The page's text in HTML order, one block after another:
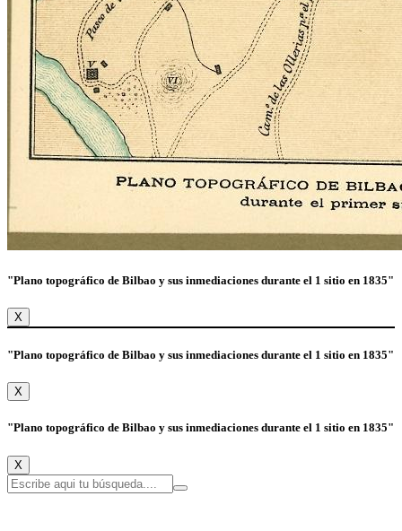
"Plano topográfico de Bilbao y sus inmediaciones durante el 1 sitio en 1835"
X
"Plano topográfico de Bilbao y sus inmediaciones durante el 1 sitio en 1835"
X
"Plano topográfico de Bilbao y sus inmediaciones durante el 1 sitio en 1835"
X